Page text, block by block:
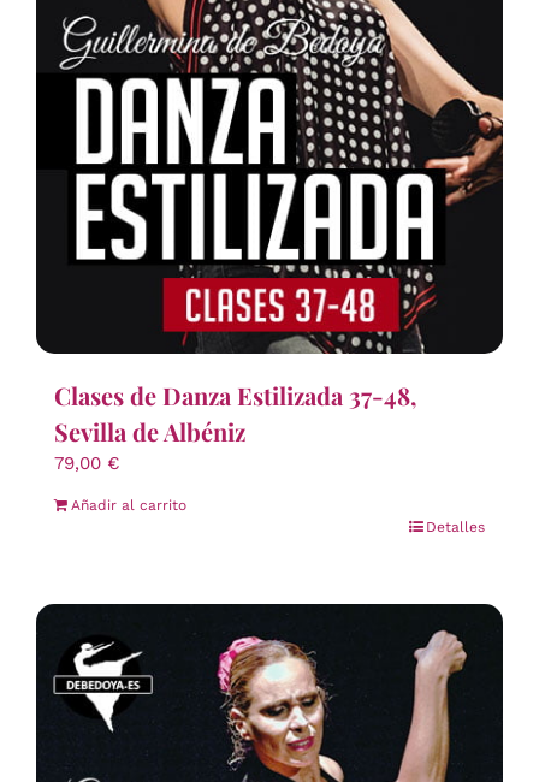
Clases de Danza Estilizada 37-48,
Sevilla de Albéniz
79,00 €
Añadir al carrito
Detalles